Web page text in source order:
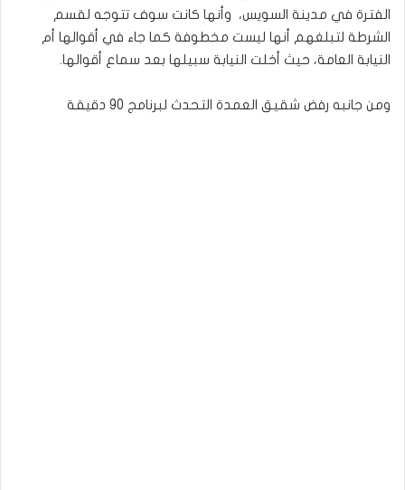
الفترة في مدينة السويس، وأنها كانت سوف تتوجه لقسم
الشرطة لتبلغهم أنها ليست مخطوفة كما جاء في أقوالها أم
النيابة العامة، حيث أخلت النيابة سبيلها بعد سماع أقوالها.
ومن جانبه رفض شقيق العمدة التحدث لبرنامج 90 دقيقة